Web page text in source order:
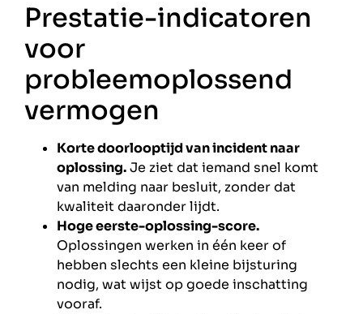
Prestatie-indicatoren
voor
probleemoplossend
vermogen
Korte doorlooptijd van incident naar
oplossing.Je ziet dat iemand snel komt
van melding naar besluit, zonder dat
kwaliteit daaronder lijdt.
Hoge eerste-oplossing-score.
Oplossingen werken in één keer of
hebben slechts een kleine bijsturing
nodig, wat wijst op goede inschatting
vooraf.